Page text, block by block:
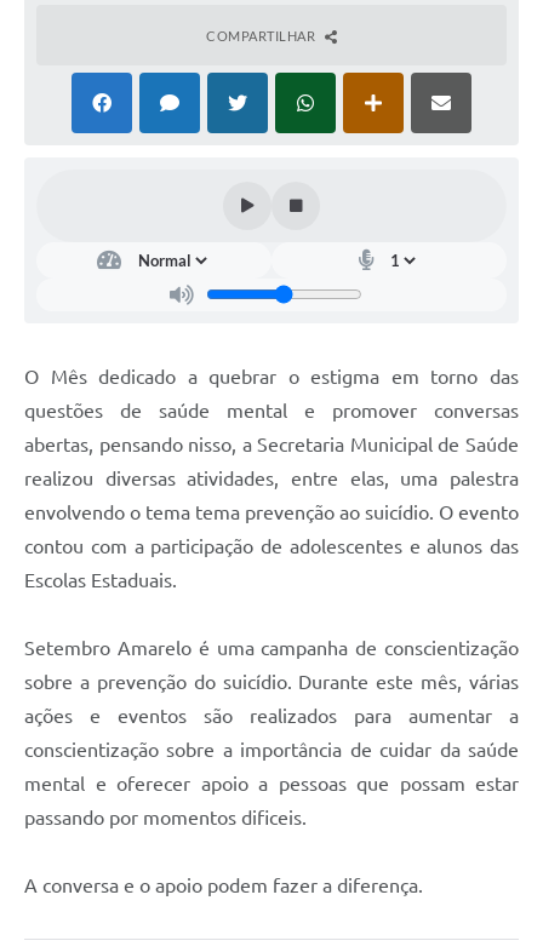
COMPARTILHAR
O Mês dedicado a quebrar o estigma em torno das
questões de saúde mental e promover conversas
abertas, pensando nisso, a Secretaria Municipal de Saúde
realizou diversas atividades, entre elas, uma palestra
envolvendo o tema tema prevenção ao suicídio. O evento
contou com a participação de adolescentes e alunos das
Escolas Estaduais.
Setembro Amarelo é uma campanha de conscientização
sobre a prevenção do suicídio. Durante este mês, várias
ações e eventos são realizados para aumentar a
conscientização sobre a importância de cuidar da saúde
mental e oferecer apoio a pessoas que possam estar
passando por momentos dificeis.
A conversa e o apoio podem fazer a diferença.